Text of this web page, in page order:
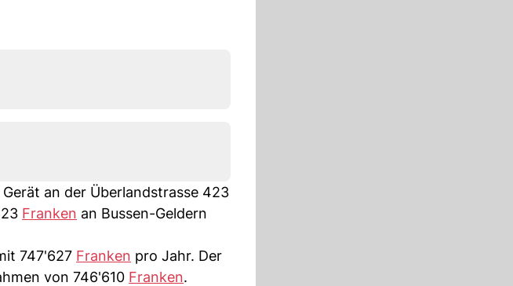
an der Überlandstrasse 423
Franken an Bussen-Geldern
747'627 Franken pro Jahr. Der
von 746'610 Franken.